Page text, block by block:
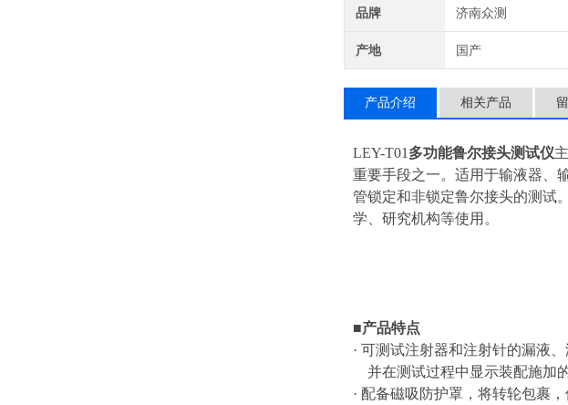
品牌 济南众测
产地 国产
产品介绍 相关产品
LEY-T01 多功能鲁尔接头测试仪
重要手段之一。适用于输液器、
管锁定和非锁定鲁尔接头的测试
学、研究机构等使用。
■产品特点
· 可测试注射器和注射针的漏液
并在测试过程中显示装配施加
· 配备磁吸防护罩，将转轮包裹